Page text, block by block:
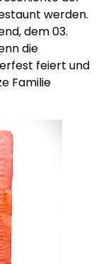
werden.
dem 03.
die
feiert und
Familie